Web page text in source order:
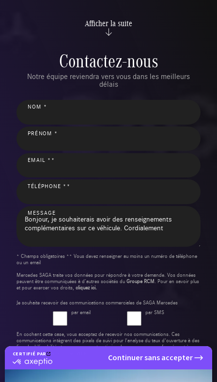
CERTIFIÉ PAR
certifié
Continuer sans accepter
Afficher la suite
Contactez-nous
Notre équipe reviendra vers vous dans les meilleurs
délais
NOM *
PRÉNOM *
EMAIL **
TÉLÉPHONE **
MESSAGE
* Champs obligatoires ** Vous devez renseigner au moins un numéro de téléphone
ou un email
Mercedes SAGA traite vos données pour répondre à votre demande. Vos données
peuvent être communiquées à d’autres sociétés du Groupe RCM . Pour en savoir plus
et pour exercer vos droits, cliquez ici.
Je souhaite recevoir des communications commerciales de SAGA Mercedes
par email
par SMS
En cochant cette case, vous acceptez de recevoir nos communications. Ces
communications intègrent des pixels de suivi pour l'analyse du taux d'ouverture à des
fins de délivrabilité et pour mesurer et optimiser les campagnes conformément à
notrepolitique de confidentialité
Envoyer ma demande